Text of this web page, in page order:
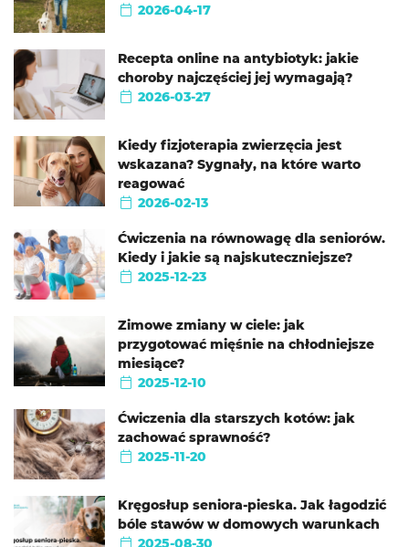
2026-04-17
Recepta online na antybiotyk: jakie
choroby najczęściej jej wymagają?
2026-03-27
Kiedy fizjoterapia zwierzęcia jest
wskazana? Sygnały, na które warto
reagować
2026-02-13
Ćwiczenia na równowagę dla seniorów.
Kiedy i jakie są najskuteczniejsze?
2025-12-23
Zimowe zmiany w ciele: jak
przygotować mięśnie na chłodniejsze
miesiące?
2025-12-10
Ćwiczenia dla starszych kotów: jak
zachować sprawność?
2025-11-20
Kręgosłup seniora-pieska. Jak łagodzić
bóle stawów w domowych warunkach
2025-08-30